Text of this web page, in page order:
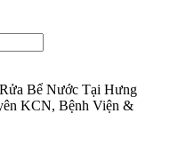
Bể Nước Tại Hưng
KCN, Bệnh Viện &